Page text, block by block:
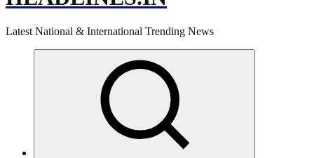
Latest National & International Trending News